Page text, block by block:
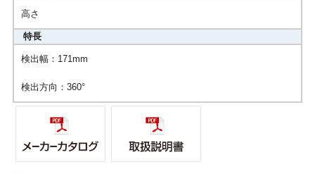
高さ
特長
検出幅：171mm
検出方向：360°